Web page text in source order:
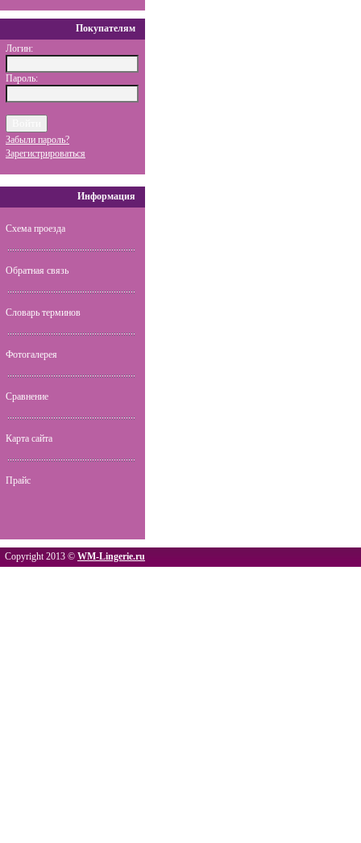
Покупателям
Логин:
Пароль:
Забыли пароль?
Зарегистрироваться
Информация
Схема проезда
Обратная связь
Словарь терминов
Фотогалерея
Сравнение
Карта сайта
Прайс
Copyright 2013 © WM-Lingerie.ru